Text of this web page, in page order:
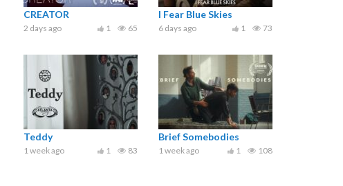
CREATOR
2 days ago 65
1
I Fear Blue Skies
6 days ago 73
1
Teddy
1 week ago 83
1
Brief Somebodies
1 week ago 108
1